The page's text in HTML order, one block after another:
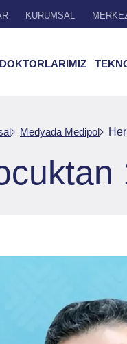
KURUMSAL
DOKTORLARIMIZ
Medyada Medipol